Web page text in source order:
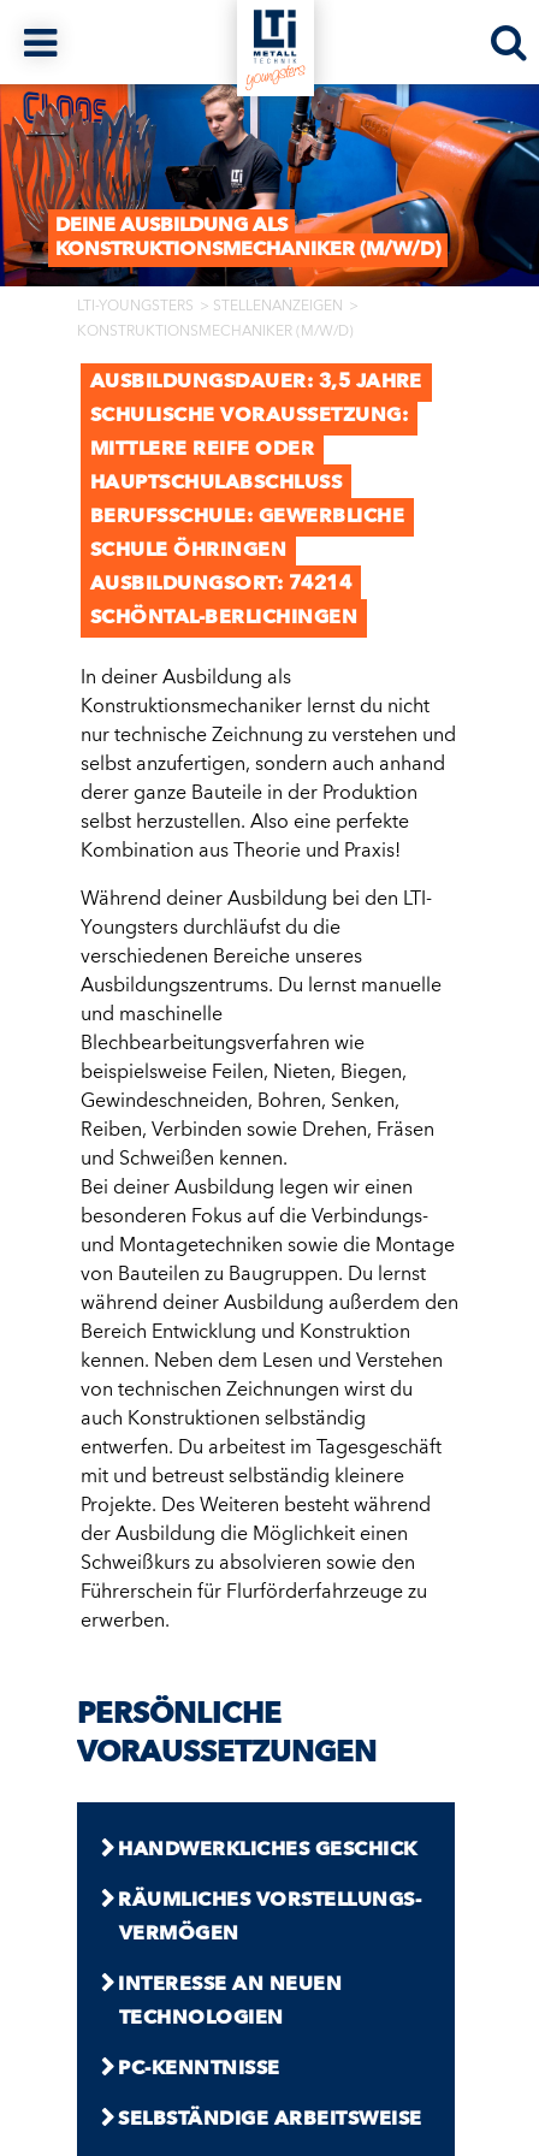
DEINE AUSBILDUNG ALS
KONSTRUKTIONSMECHANIKER (M/W/D)
LTI-YOUNGSTERS
STELLENANZEIGEN
KONSTRUKTIONSMECHANIKER (M/W/D)
AUSBILDUNGSDAUER: 3,5 JAHRE
SCHULISCHE VORAUSSETZUNG:
MITTLERE REIFE ODER
HAUPTSCHULABSCHLUSS
BERUFSSCHULE: GEWERBLICHE
SCHULE ÖHRINGEN
AUSBILDUNGSORT: 74214
SCHÖNTAL-BERLICHINGEN
In deiner Ausbildung als
Konstruktionsmechaniker lernst du nicht
nur technische Zeichnung zu verstehen und
selbst anzufertigen, sondern auch anhand
derer ganze Bauteile in der Produktion
selbst herzustellen. Also eine perfekte
Kombination aus Theorie und Praxis!
Während deiner Ausbildung bei den LTI-
Youngsters durchläufst du die
verschiedenen Bereiche unseres
Ausbildungszentrums. Du lernst manuelle
und maschinelle
Blechbearbeitungsverfahren wie
beispielsweise Feilen, Nieten, Biegen,
Gewindeschneiden, Bohren, Senken,
Reiben, Verbinden sowie Drehen, Fräsen
und Schweißen kennen.
Bei deiner Ausbildung legen wir einen
besonderen Fokus auf die Verbindungs-
und Montagetechniken sowie die Montage
von Bauteilen zu Baugruppen. Du lernst
während deiner Ausbildung außerdem den
Bereich Entwicklung und Konstruktion
kennen. Neben dem Lesen und Verstehen
von technischen Zeichnungen wirst du
auch Konstruktionen selbständig
entwerfen. Du arbeitest im Tagesgeschäft
mit und betreust selbständig kleinere
Projekte. Des Weiteren besteht während
der Ausbildung die Möglichkeit einen
Schweißkurs zu absolvieren sowie den
Führerschein für Flurförderfahrzeuge zu
erwerben.
PERSÖNLICHE
VORAUSSETZUNGEN
HAND­WERKLICHES GESCHICK
RÄUMLICHES VORSTELLUNGS­
VERMÖGEN
INTERESSE AN NEUEN
TECHNOLOGIEN
PC-KENNTNISSE
SELBSTÄNDIGE ARBEITS­WEISE